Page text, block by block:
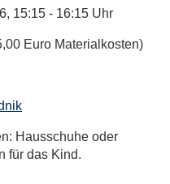
15:15 - 16:15 Uhr
Euro Materialkosten)
Hausschuhe oder
für das Kind.